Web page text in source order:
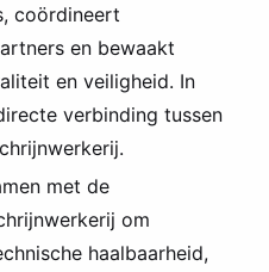
coördineert
en bewaakt
en veiligheid. In
verbinding tussen
met de
om
haalbaarheid,